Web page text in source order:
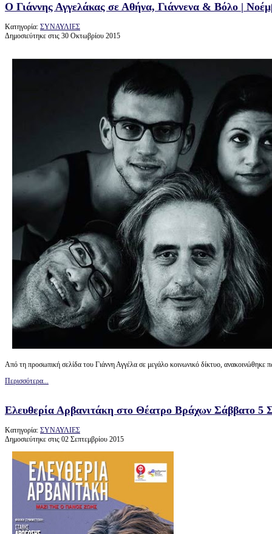
Ο Γιάννης Αγγελάκας σε Αθήνα, Γιάννενα & Βόλο |
Κατηγορία: ΣΥΝΑΥΛΙΕΣ
Δημοσιεύτηκε στις 30 Οκτωβρίου 2015
Από τη προσωπική σελίδα του Γιάννη Αγγέλα σε μεγάλο κοινωνικό δίκτυο, ανακοινώθηκε
Περισσότερα...
Ελευθερία Αρβανιτάκη στο Θέατρο Βράχων Σάββατο 5
Κατηγορία: ΣΥΝΑΥΛΙΕΣ
Δημοσιεύτηκε στις 02 Σεπτεμβρίου 2015